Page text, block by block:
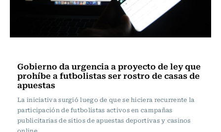
Gobierno da urgencia a proyecto de ley que
prohíbe a futbolistas ser rostro de casas de
apuestas
La iniciativa surgió luego de que se hiciera recurrente la
participación de futbolistas activos en campañas
publicitarias de sitios de apuestas deportivas y casinos